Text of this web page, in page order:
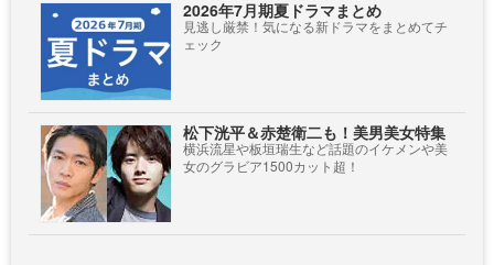
2026年7月期夏ドラマまとめ
見逃し厳禁！気になる新ドラマをまとめてチ
ェック
松下洸平＆赤楚衛二も！美男美女特集
横浜流星や板垣瑞生など話題のイケメンや美
女のグラビア1500カット超！